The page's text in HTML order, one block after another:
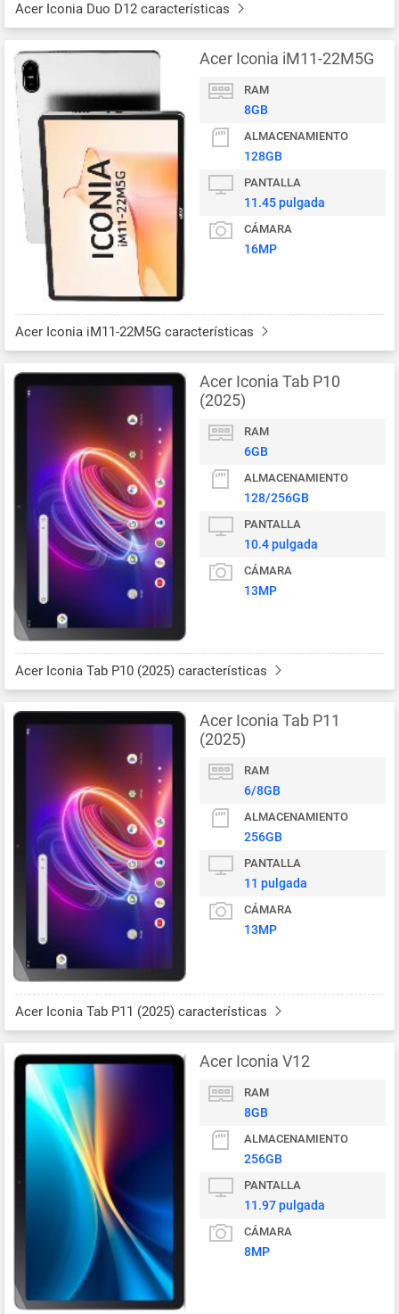
Acer Iconia Duo D12 características
Acer Iconia iM11-22M5G
RAM
8GB
ALMACENAMIENTO
128GB
PANTALLA
11.45 pulgada
CÁMARA
16MP
Acer Iconia iM11-22M5G características
Acer Iconia Tab P10
(2025)
RAM
6GB
ALMACENAMIENTO
128/256GB
PANTALLA
10.4 pulgada
CÁMARA
13MP
Acer Iconia Tab P10 (2025) características
Acer Iconia Tab P11
(2025)
RAM
6/8GB
ALMACENAMIENTO
256GB
PANTALLA
11 pulgada
CÁMARA
13MP
Acer Iconia Tab P11 (2025) características
Acer Iconia V12
RAM
8GB
ALMACENAMIENTO
256GB
PANTALLA
11.97 pulgada
CÁMARA
8MP